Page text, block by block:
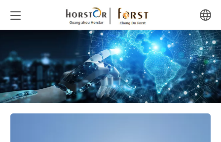
中文
English